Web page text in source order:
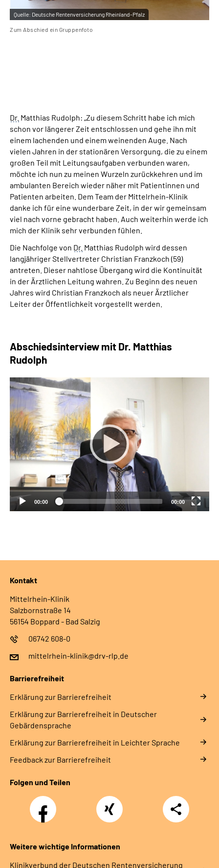
Quelle: Deutsche Rentenversicherung Rheinland-Pfalz
Zum Abschied ein Gruppenfoto
Dr. Matthias Rudolph: „Zu diesem Schritt habe ich mich
schon vor längerer Zeit entschlossen und gehe ihn mit
einem lachenden und einem weinenden Auge. Nach
vielen Jahren in der stationären Versorgung, die zu einem
großen Teil mit Leitungsaufgaben verbunden waren,
möchte ich nun zu meinen Wurzeln zurückkehren und im
ambulanten Bereich wieder näher mit Patientinnen und
Patienten arbeiten. Dem Team der Mittelrhein-Klinik
danke ich für eine wunderbare Zeit, in der wir gemeinsam
viel nach vorne gebracht haben. Auch weiterhin werde ich
mich der Klinik sehr verbunden fühlen.
Die Nachfolge von Dr. Matthias Rudolph wird dessen
langjähriger Stellvertreter Christian Franzkoch (59)
antreten. Dieser nahtlose Übergang wird die Kontinuität
in der Ärztlichen Leitung wahren. Zu Beginn des neuen
Jahres wird Christian Franzkoch als neuer Ärztlicher
Leiter der Öffentlichkeit vorgestellt werden.
Abschiedsinterview mit Dr. Matthias
Rudolph
00:00 00:00
Kontakt
Mittelrhein-Klinik
Salzbornstraße 14
56154 Boppard - Bad Salzig
06742 608-0
mittelrhein-klinik@drv-rlp.de
Barrierefreiheit
Erklärung zur Barrierefreiheit
Erklärung zur Barrierefreiheit in Deutscher
Gebärdensprache
Erklärung zur Barrierefreiheit in Leichter Sprache
Feedback zur Barrierefreiheit
Folgen und Teilen
Facebook Xing
Teilen
Weitere wichtige Informationen
Klinikverbund der Deutschen Rentenversicherung